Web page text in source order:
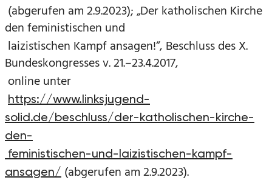
(abgerufen am 2.9.2023); „Der katholischen Kirche
den feministischen und
laizistischen Kampf ansagen!“, Beschluss des X.
Bundeskongresses v. 21.–23.4.2017,
online unter
https://www.linksjugend-
solid.de/beschluss/der-katholischen-kirche-
den-
feministischen-und-laizistischen-kampf-
ansagen/ (abgerufen am 2.9.2023).